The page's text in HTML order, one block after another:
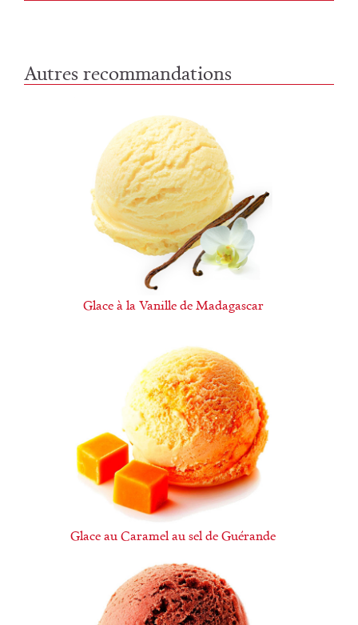
Autres recommandations
Glace à la Vanille de Madagascar
Glace au Caramel au sel de Guérande